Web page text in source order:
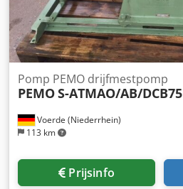
Voerde (Niederrhein)
113 km
Pomp PEMO drijfmestpomp
PEMOS-ATMAO/AB/DCB75
Prijsinfo